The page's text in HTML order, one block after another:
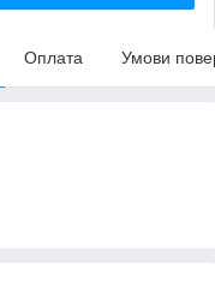
Оплата Умови